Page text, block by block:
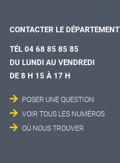
CONTACTER LE DÉPARTEMENT
TÉL 04 68 85 85 85
DU LUNDI AU VENDREDI
DE 8 H 15 À 17 H
POSER UNE QUESTION
VOIR TOUS LES NUMÉROS
OÙ NOUS TROUVER